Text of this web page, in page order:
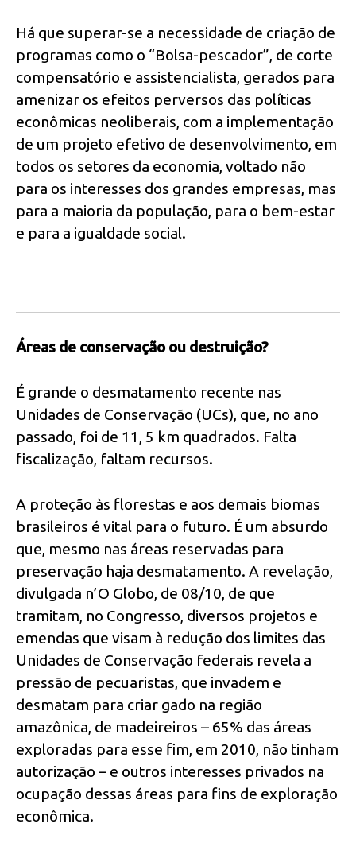
Há que superar-se a necessidade de criação de
programas como o “Bolsa-pescador”, de corte
compensatório e assistencialista, gerados para
amenizar os efeitos perversos das políticas
econômicas neoliberais, com a implementação
de um projeto efetivo de desenvolvimento, em
todos os setores da economia, voltado não
para os interesses dos grandes empresas, mas
para a maioria da população, para o bem-estar
e para a igualdade social.
Áreas de conservação ou destruição?
É grande o desmatamento recente nas
Unidades de Conservação (UCs), que, no ano
passado, foi de 11, 5 km quadrados. Falta
fiscalização, faltam recursos.
A proteção às florestas e aos demais biomas
brasileiros é vital para o futuro. É um absurdo
que, mesmo nas áreas reservadas para
preservação haja desmatamento. A revelação,
divulgada n’O Globo, de 08/10, de que
tramitam, no Congresso, diversos projetos e
emendas que visam à redução dos limites das
Unidades de Conservação federais revela a
pressão de pecuaristas, que invadem e
desmatam para criar gado na região
amazônica, de madeireiros – 65% das áreas
exploradas para esse fim, em 2010, não tinham
autorização – e outros interesses privados na
ocupação dessas áreas para fins de exploração
econômica.